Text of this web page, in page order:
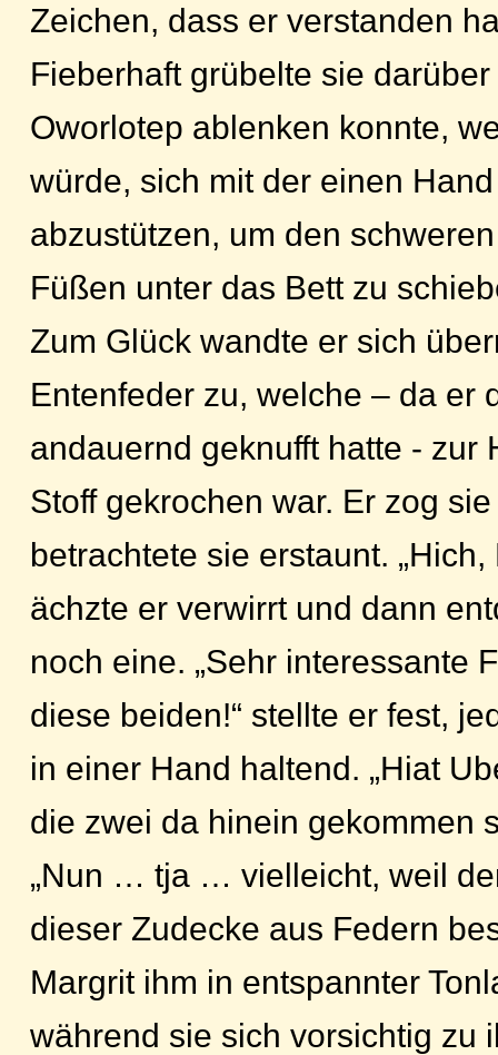
Zeichen, dass er verstanden
Fieberhaft grübelte sie
Oworlotep ablenken konnte,
würde, sich mit der einen
abzustützen, um den
Füßen unter das Bett zu
Zum Glück wandte er sich
Entenfeder zu, welche – da er
andauernd geknufft hatte - zur
Stoff gekrochen war. Er zog
betrachtete sie erstaunt. „Hich,
ächzte er verwirrt und dann
noch eine. „Sehr interessante
diese beiden!“ stellte er fest,
in einer Hand haltend. „Hiat
die zwei da hinein gekommen
„Nun … tja … vielleicht, weil
dieser Zudecke aus Federn
Margrit ihm in entspannter
während sie sich vorsichtig zu